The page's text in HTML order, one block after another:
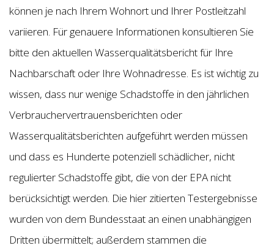
können je nach Ihrem Wohnort und Ihrer Postleitzahl
variieren. Für genauere Informationen konsultieren Sie
bitte den aktuellen Wasserqualitätsbericht für Ihre
Nachbarschaft oder Ihre Wohnadresse. Es ist wichtig zu
wissen, dass nur wenige Schadstoffe in den jährlichen
Verbrauchervertrauensberichten oder
Wasserqualitätsberichten aufgeführt werden müssen
und dass es Hunderte potenziell schädlicher, nicht
regulierter Schadstoffe gibt, die von der EPA nicht
berücksichtigt werden. Die hier zitierten Testergebnisse
wurden von dem Bundesstaat an einen unabhängigen
Dritten übermittelt; außerdem stammen die